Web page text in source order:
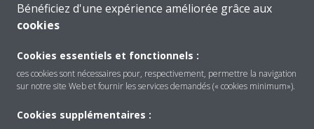
CONTACTEZ-NOUS
Bénéficiez d'une expérience améliorée grâce aux
cookies
Cookies essentiels et fonctionnels :
ces cookies sont nécessaires pour, respectivement, permettre la navigation
sur notre site Web et fournir les services demandés (« cookies minimum»).
Cookies supplémentaires :